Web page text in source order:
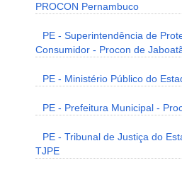
PROCON Pernambuco
PE - Superintendência de
Consumidor - Procon de
PE - Ministério Público do
PE - Prefeitura Municipal -
PE - Tribunal de Justiça do
TJPE